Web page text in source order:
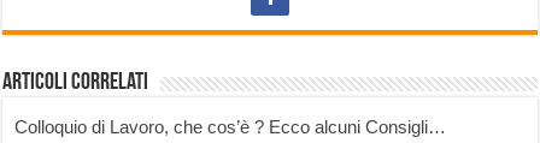
Articoli correlati
Colloquio di Lavoro, che cos’è ? Ecco alcuni Consigli…